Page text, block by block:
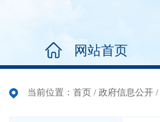
网站首页
当前位置： 首页 / 政府信息公开 /